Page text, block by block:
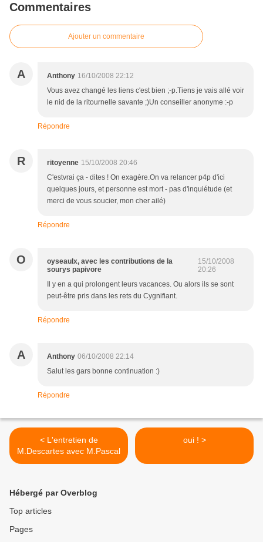
Commentaires
Ajouter un commentaire
A Anthony 16/10/2008 22:12
Vous avez changé les liens c'est bien ;-p.Tiens je vais allé voir
le nid de la ritournelle savante ;)Un conseiller anonyme :-p
Répondre
R ritoyenne 15/10/2008 20:46
C'estvrai ça - dites ! On exagère.On va relancer p4p d'ici
quelques jours, et personne est mort - pas d'inquiétude (et
merci de vous soucier, mon cher ailé)
Répondre
O
oyseaulx, avec les contributions de la
sourys papivore
15/10/2008
20:26
Il y en a qui prolongent leurs vacances. Ou alors ils se sont
peut-être pris dans les rets du Cygnifiant.
Répondre
A Anthony 06/10/2008 22:14
Salut les gars bonne continuation :)
Répondre
< L'entretien de
M.Descartes avec M.Pascal
oui ! >
Hébergé par Overblog
Top articles
Pages